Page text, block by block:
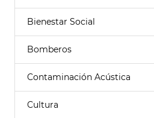
Bienestar Social
Bomberos
Contaminación Acústica
Cultura